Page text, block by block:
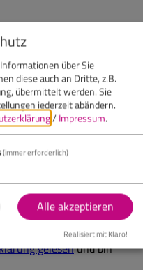
gelesenund bin
über Sie
diese auch an Dritte, z.B.
übermittelt werden. Sie
jederzeit abändern.
/Impressum.
(immer erforderlich)
Alle akzeptieren
Realisiert mit Klaro!